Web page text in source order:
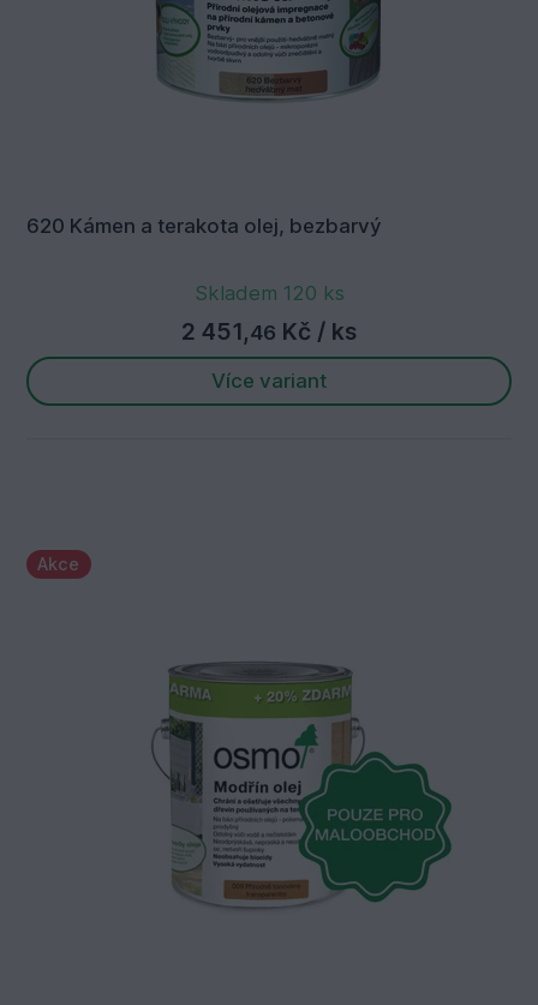
620 Kámen a terakota olej, bezbarvý
Skladem 120 ks
2 451,46 Kč / ks
Více variant
Akce